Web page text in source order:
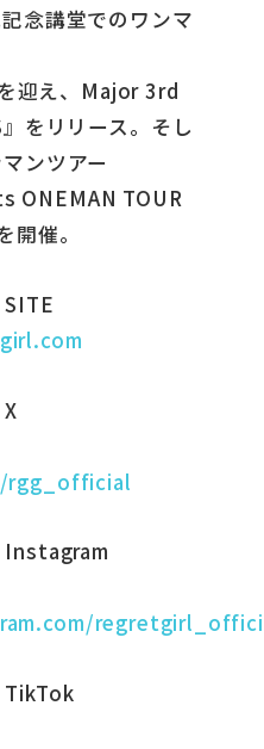
念講堂でのワンマ
迎え、Major 3rd
をリリース。そし
ンツアー
ONEMAN TOUR
催。